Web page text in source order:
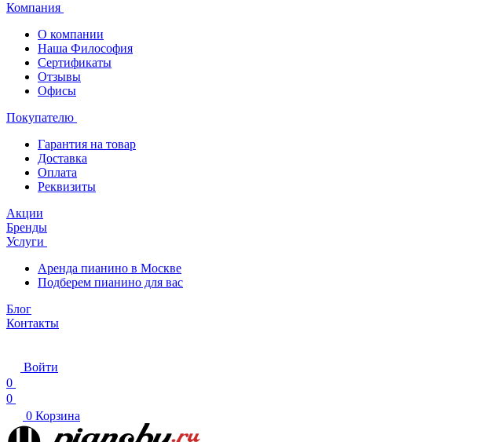
Компания
О компании
Наша Философия
Сертификаты
Отзывы
Офисы
Покупателю
Гарантия на товар
Доставка
Оплата
Реквизиты
Акции
Бренды
Услуги
Аренда пианино в Москве
Подберем пианино для вас
Блог
Контакты
Войти
0
0
0 Корзина